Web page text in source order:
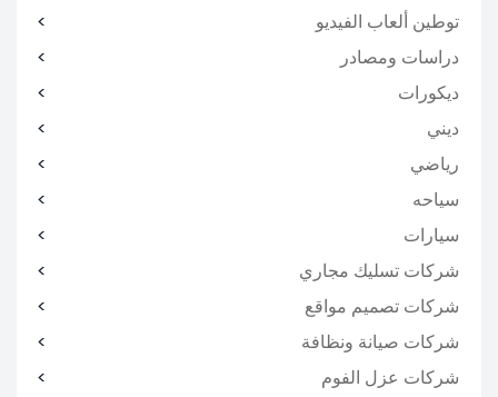
توطين ألعاب الفيديو
دراسات ومصادر
ديكورات
ديني
رياضي
سياحه
سيارات
شركات تسليك مجاري
شركات تصميم مواقع
شركات صيانة ونظافة
شركات عزل الفوم